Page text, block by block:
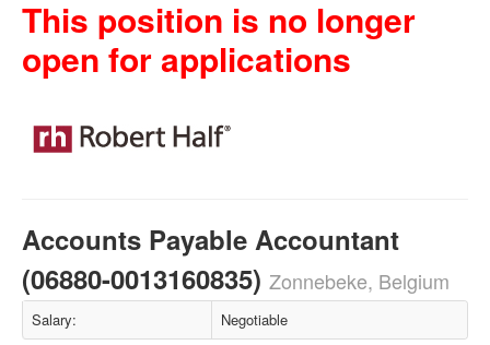
This position is no longer
open for applications
Accounts Payable Accountant
(06880-0013160835) Zonnebeke, Belgium
Salary: Negotiable